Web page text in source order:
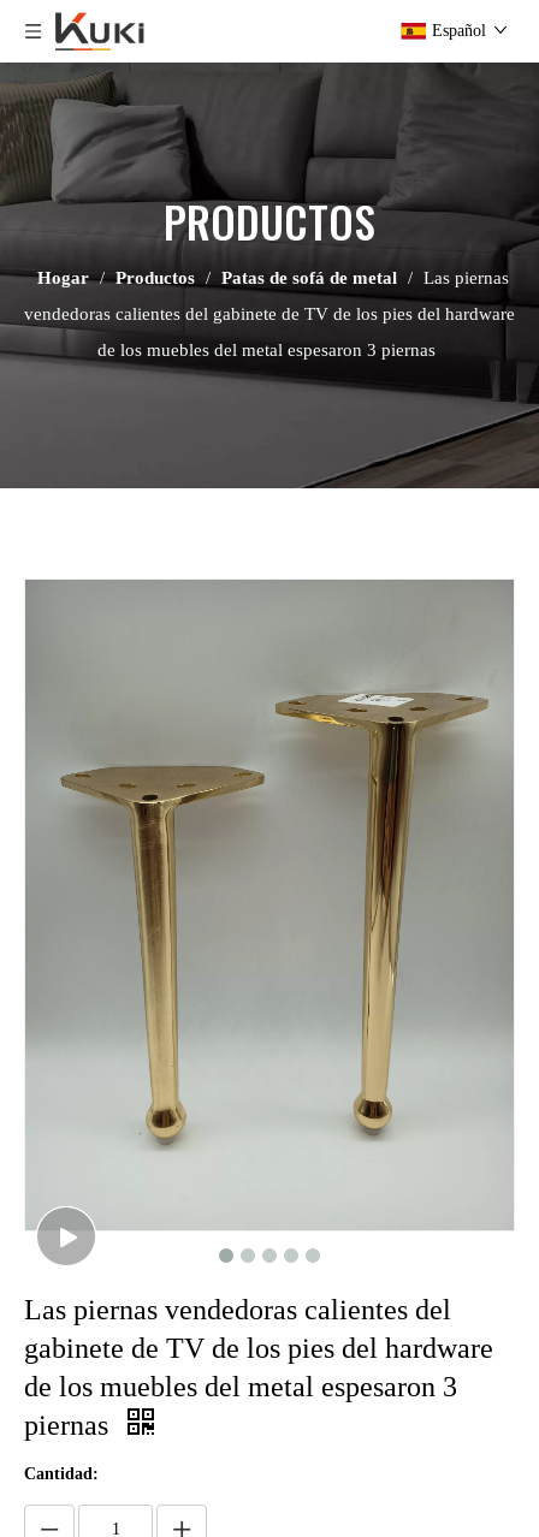
Español
PRODUCTOS
Hogar / Productos / Patas de sofá de metal / Las piernas
vendedoras calientes del gabinete de TV de los pies del hardware
de los muebles del metal espesaron 3 piernas
Las piernas vendedoras calientes del
gabinete de TV de los pies del hardware
de los muebles del metal espesaron 3
piernas
Cantidad: